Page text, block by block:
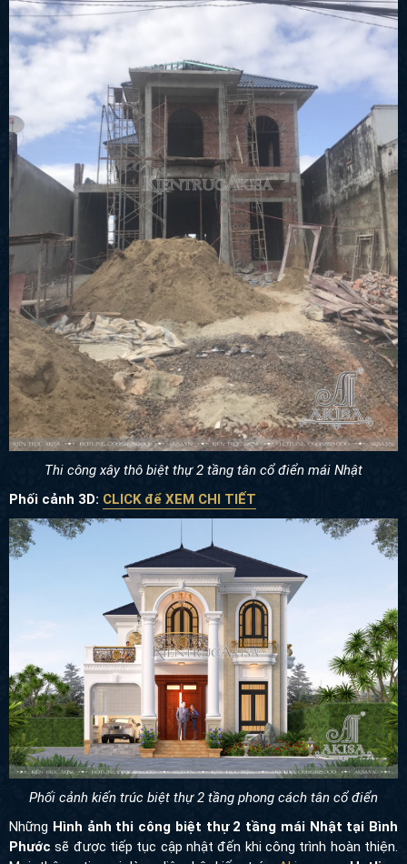
Thi công xây thô biệt thự 2 tầng tân cổ điển mái Nhật
Phối cảnh 3D: CLICK để XEM CHI TIẾT
Phối cảnh kiến trúc biệt thự 2 tầng phong cách tân cổ điển
Những Hình ảnh thi công biệt thự 2 tầng mái Nhật tại Bình
Phướcsẽ được tiếp tục cập nhật đến khi công trình hoàn thiện.